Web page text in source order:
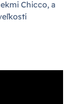
Chicco, a